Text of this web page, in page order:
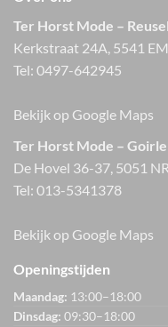
Ter Horst Mode – Reusel
Kerkstraat 24A, 5541
Tel: 0497-642945
Bekijk op Google Maps
Ter Horst Mode – Goirle
De Hovel 36-37, 5051
Tel: 013-5341378
Bekijk op Google Maps
Openingstijden
Maandag: 13:00–18:00
Dinsdag: 09:30–18:00